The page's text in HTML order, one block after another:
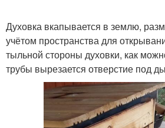
Духовка вкапывается в землю,
учётом пространства для
тыльной стороны духовки, как
трубы вырезается отверстие под